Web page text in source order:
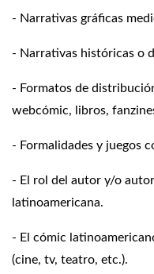
- Narrativas gráficas
- Narrativas históricas o
- Formatos de
webcómic, libros,
- Formalidades y juegos
- El rol del autor y/o
latinoamericana.
- El cómic
(cine, tv, teatro, etc.).